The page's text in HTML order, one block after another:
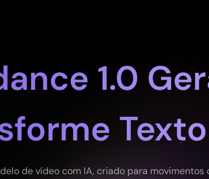
1.0
de vídeo com IA, criado para